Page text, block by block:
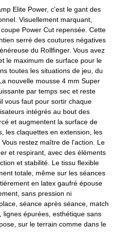
Elite Power, c'est le gant des
Visuellement marquant,
Power Cut repensée. Cette
serré des coutures négatives
du Rollfinger. Vous avez
le maximum de surface pour le
toutes les situations de jeu, du
nouvelle mousse 4 mm Super
par temps sec et reste
vous faut pour sortir chaque
intégrés au bout des
et augmentent la surface de
les claquettes en extension, les
restez maître de l'action. Le
et respirant, avec des éléments
et stabilité. Le tissu flexible
totale, même sur les séances
en latex gaufré épouse
sans pression ni
séance après séance, match
lignes épurées, esthétique sans
sur le terrain comme dans le